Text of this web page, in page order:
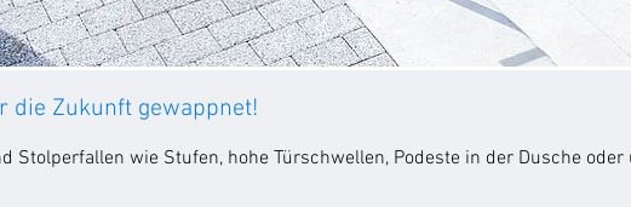
die Zukunft gewappnet!
Stolperfallen wie Stufen, hohe Türschwellen, Podeste in der Dusche